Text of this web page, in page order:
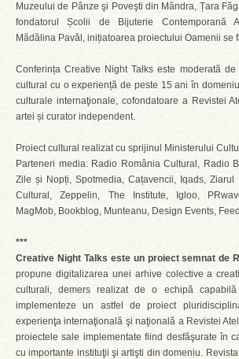
Muzeului de Pânze şi Poveşti din Mândra, Țara
fondatorul Școlii de Bijuterie Contemporană
Mădălina Pavăl, inițiatoarea proiectului Oamenii se
Conferința Creative Night Talks este moderată
cultural cu o experiență de peste 15 ani în
culturale internaţionale, cofondatoare a Revistei
artei și curator independent.
Proiect cultural realizat cu sprijinul Ministerului
Parteneri media: Radio România Cultural, Radio
Zile și Nopți, Spotmedia, Cațavencii, Iqads, Ziarul
Cultural, Zeppelin, The Institute, Igloo,
MagMob, Bookblog, Munteanu, Design Events,
***
Creative Night Talks este un proiect semnat de
propune digitalizarea unei arhive colective a
culturali, demers realizat de o echipă
implementeze un astfel de proiect
experienţa internaţională şi naţională a Revistei
proiectele sale implementate fiind desfăşurate în
cu importante instituţii şi artişti din domeniu.